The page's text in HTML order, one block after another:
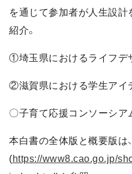
を通じて参加者が人生設
紹介。
①埼玉県におけるライフデ
②滋賀県における学生アイ
〇子育て応援コンソーシア
本白書の全体版と概要版は
(https://www8.cao.go.jp/